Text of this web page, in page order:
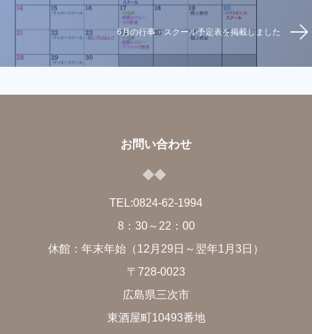
6月の行事・スクール予定表を掲載しました
お問い合わせ
TEL:0824-62-1994
8：30～22：00
休館：年末年始（12月29日～翌年1月3日）
〒728-0023
広島県三次市
東酒屋町10493番地